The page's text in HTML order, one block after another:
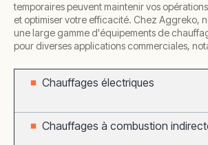
temporaires peuvent maintenir vos
et optimiser votre efficacité. Chez Aggreko,
une large gamme d'équipements de
pour diverses applications commerciales,
Chauffages électriques
Chauffages à combustion